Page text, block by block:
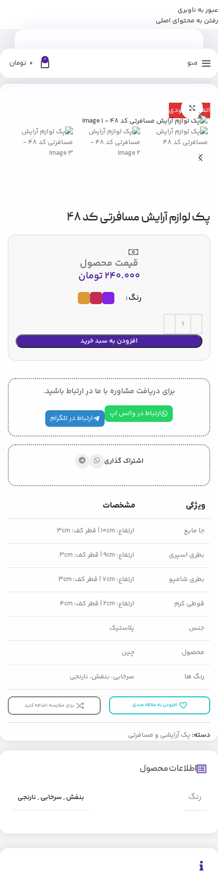
عبور به ناوبری
رفتن به محتوای اصلی
منو 0
0 تومان
اتمام موجودیبزرگنمایی تصویر
پک لوازم آرایش مسافرتی کد ۴۸
قیمت محصول
240.000تومان
رنگ
افزودن به سبد خرید
برای دریافت مشاوره با ما در ارتباط باشید.
ارتباط در واتس اپ ارتباط در تلگرام
اشتراک گذاری
ویژگی مشخصات
جا مایع ارتفاع: ۱۰cm | قطر کف: ۳cm
بطری اسپری ارتفاع: ۹cm | قطر کف: ۳cm
بطری شامپو ارتفاع: ۷cm | قطر کف: ۳cm
قوطی کرم ارتفاع: ۲cm | قطر کف: ۴cm
جنس پلاستیک
محصول چین
رنگ ها سرخابی، بنفش، نارنجی
افزودن به علاقه مندی برای مقایسه اضافه کنید
دسته: پک آرایشی و مسافرتی
اطلاعات محصول
رنگ بنفش,سرخابی,نارنجی
برای وارد شدن به کانال بله نومان کلیک کنید